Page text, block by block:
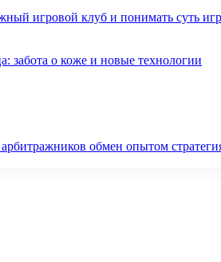
игровой клуб и понимать суть
забота о коже и новые технологии
обмен опытом